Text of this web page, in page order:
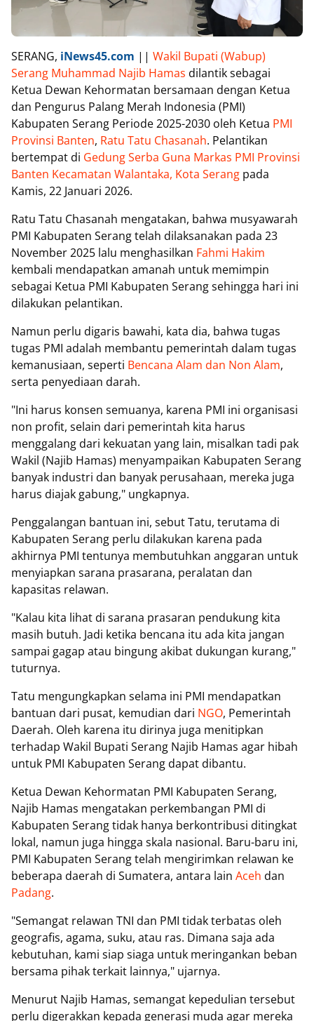
SERANG, iNews45.com || Wakil Bupati (Wabup)
Serang Muhammad Najib Hamas dilantik sebagai
Ketua Dewan Kehormatan bersamaan dengan Ketua
dan Pengurus Palang Merah Indonesia (PMI)
Kabupaten Serang Periode 2025-2030 oleh Ketua PMI
Provinsi Banten, Ratu Tatu Chasanah. Pelantikan
bertempat di Gedung Serba Guna Markas PMI Provinsi
Banten Kecamatan Walantaka, Kota Serang pada
Kamis, 22 Januari 2026.
Ratu Tatu Chasanah mengatakan, bahwa musyawarah
PMI Kabupaten Serang telah dilaksanakan pada 23
November 2025 lalu menghasilkan Fahmi Hakim
kembali mendapatkan amanah untuk memimpin
sebagai Ketua PMI Kabupaten Serang sehingga hari ini
dilakukan pelantikan.
Namun perlu digaris bawahi, kata dia, bahwa tugas
tugas PMI adalah membantu pemerintah dalam tugas
kemanusiaan, seperti Bencana Alam dan Non Alam,
serta penyediaan darah.
"Ini harus konsen semuanya, karena PMI ini organisasi
non profit, selain dari pemerintah kita harus
menggalang dari kekuatan yang lain, misalkan tadi pak
Wakil (Najib Hamas) menyampaikan Kabupaten Serang
banyak industri dan banyak perusahaan, mereka juga
harus diajak gabung," ungkapnya.
Penggalangan bantuan ini, sebut Tatu, terutama di
Kabupaten Serang perlu dilakukan karena pada
akhirnya PMI tentunya membutuhkan anggaran untuk
menyiapkan sarana prasarana, peralatan dan
kapasitas relawan.
"Kalau kita lihat di sarana prasaran pendukung kita
masih butuh. Jadi ketika bencana itu ada kita jangan
sampai gagap atau bingung akibat dukungan kurang,"
tuturnya.
Tatu mengungkapkan selama ini PMI mendapatkan
bantuan dari pusat, kemudian dari NGO, Pemerintah
Daerah. Oleh karena itu dirinya juga menitipkan
terhadap Wakil Bupati Serang Najib Hamas agar hibah
untuk PMI Kabupaten Serang dapat dibantu.
Ketua Dewan Kehormatan PMI Kabupaten Serang,
Najib Hamas mengatakan perkembangan PMI di
Kabupaten Serang tidak hanya berkontribusi ditingkat
lokal, namun juga hingga skala nasional. Baru-baru ini,
PMI Kabupaten Serang telah mengirimkan relawan ke
beberapa daerah di Sumatera, antara lain Aceh dan
Padang.
"Semangat relawan TNI dan PMI tidak terbatas oleh
geografis, agama, suku, atau ras. Dimana saja ada
kebutuhan, kami siap siaga untuk meringankan beban
bersama pihak terkait lainnya," ujarnya.
Menurut Najib Hamas, semangat kepedulian tersebut
perlu digerakkan kepada generasi muda agar mereka